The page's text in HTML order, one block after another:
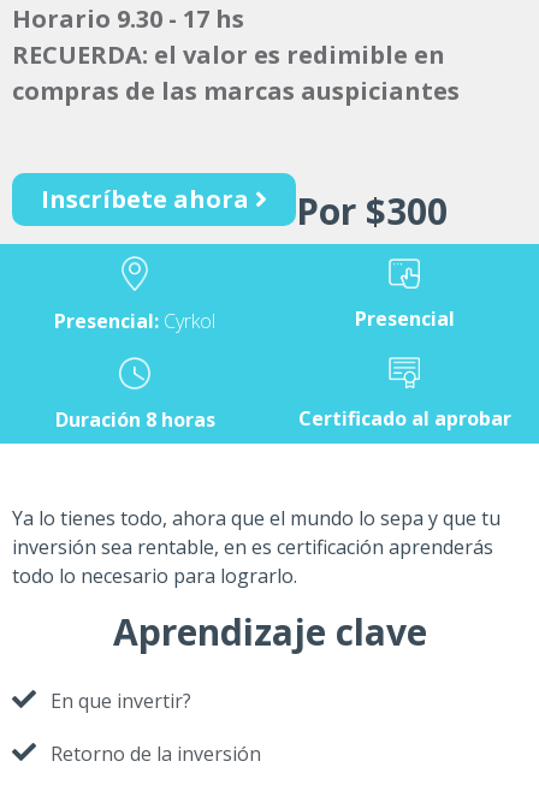
Horario 9.30 - 17 hs
RECUERDA: el valor es redimible en
compras de las marcas auspiciantes
Inscríbete ahora Por $300
Presencial: Cyrkol Presencial
Duración 8 horas Certificado al aprobar
Ya lo tienes todo, ahora que el mundo lo sepa y que tu
inversión sea rentable, en es certificación aprenderás
todo lo necesario para lograrlo.
Aprendizaje clave
En que invertir?
Retorno de la inversión